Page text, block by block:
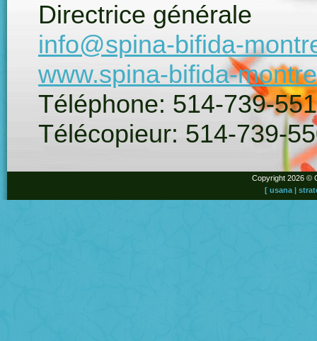
Directrice générale
info@spina-bifida-
www.spina-bifida-
Téléphone: 514-739-
Télécopieur: 514-739-
Copyright 2026 ©
[ usana |